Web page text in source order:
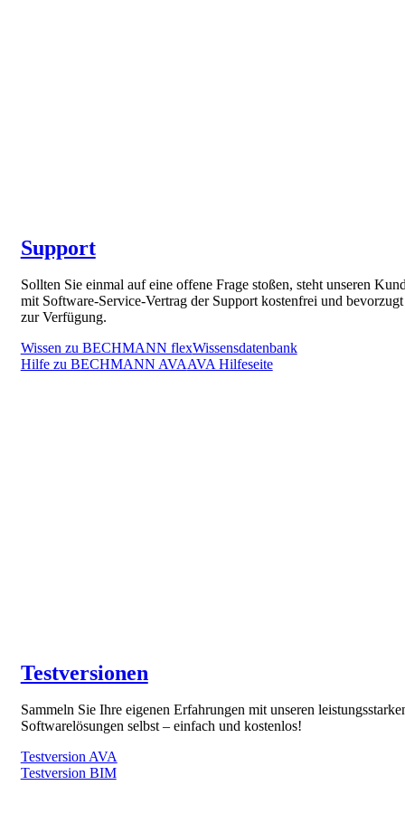
Support
Sollten Sie einmal auf eine offene Frage stoßen, steht unseren
mit Software-Service-Vertrag der Support kostenfrei und bevorzugt
zur Verfügung.
Wissen zu BECHMANN flexWissensdatenbank
Hilfe zu BECHMANN AVAAVA Hilfeseite
Testversionen
Sammeln Sie Ihre eigenen Erfahrungen mit unseren
Softwarelösungen selbst – einfach und kostenlos!
Testversion AVA
Testversion BIM